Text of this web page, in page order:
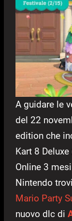
A guidare le
del 22
edition che
Kart 8
Online 3
Nintendo
Mario Party
nuovo dlc di